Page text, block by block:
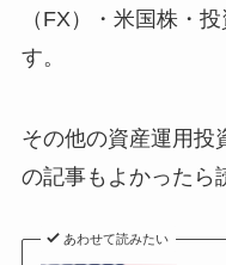
（FX）・米国株・
す。
その他の資産運用投
の記事もよかったら
あわせて読みたい